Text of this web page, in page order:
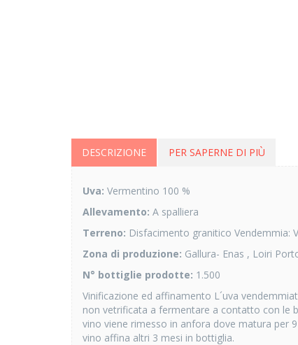
DESCRIZIONE PER SAPERNE DI PIÙ
Uva: Vermentino 100 %
Allevamento: A spalliera
Terreno: Disfacimento granitico Vendemmia:
Zona di produzione: Gallura- Enas , Loiri
N° bottiglie prodotte: 1.500
Vinificazione ed affinamento L´uva
non vetrificata a fermentare a contatto con le
vino viene rimesso in anfora dove matura per
vino affina altri 3 mesi in bottiglia.